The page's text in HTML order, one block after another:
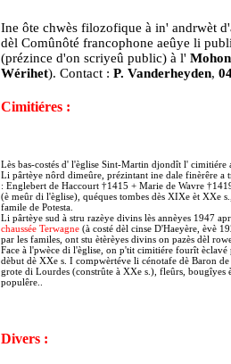
Ine ôte chwès filozofique à in' andrwèt
dèl Comûnôté francophone aeûye li
(prézince d'on scriyeû public) à l'
Wérihet). Contact : P. Vanderheyden,
Cimitiéres :
Lès bas-costés d' l'èglise Sint-Martin djondît l' cimitiére
Li pârtèye nôrd dimeûre, prézintant ine dale finèrêre a
: Englebert de Haccourt †1415 + Marie de Wavre
(è meûr di l'èglise), quéques tombes dès XIXe èt XXe
famile de Potesta.
Li pârtèye sud à stru razèye divins lès annèyes 1947
chaussée Terwagne (à costé dèl cinse D'Haeyère, èvè
par les familes, ont stu ètèrèyes divins on pazès dèl
Face à l'pwèce di l'èglise, on p'tit cimitiére fourît
dèbut dè XXe s. I compwèrtéve li cénotafe dè Baron
grote di Lourdes (constrûte à XXe s.), fleûrs,
populêre..
Divers :